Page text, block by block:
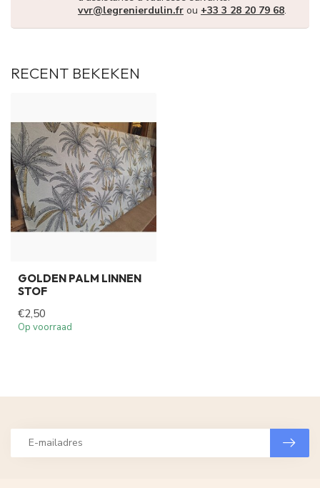
vvr@legrenierdulin.fr ou +33 3 28 20 79 68.
RECENT BEKEKEN
GOLDEN PALM LINNEN
STOF
€2,50
Op voorraad